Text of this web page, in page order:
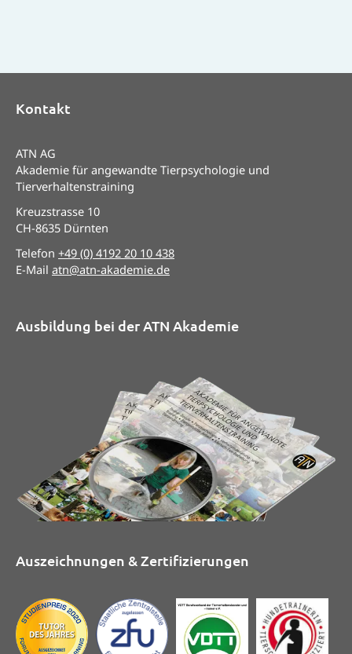
Kontakt
ATN AG
Akademie für angewandte Tierpsychologie und
Tierverhaltenstraining
Kreuzstrasse 10
CH-8635 Dürnten
Telefon +49 (0) 4192 20 10 438
E-Mail atn@atn-akademie.de
Ausbildung bei der ATN Akademie
Auszeichnungen & Zertifizierungen